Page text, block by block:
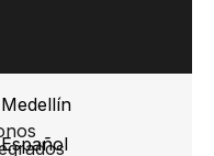
Medellín
Español